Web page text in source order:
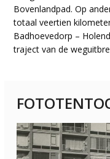
Bovenlandpad. Op
totaal veertien
Badhoevedorp –
traject van de